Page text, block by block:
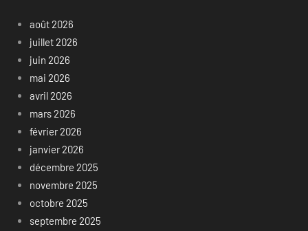
août 2026
juillet 2026
juin 2026
mai 2026
avril 2026
mars 2026
février 2026
janvier 2026
décembre 2025
novembre 2025
octobre 2025
septembre 2025